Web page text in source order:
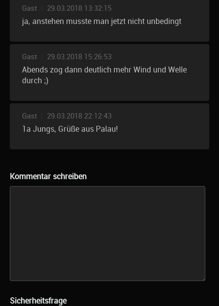
Gast 29.03.2018 13:32:15
ja, anstehen musste man jetzt nicht unbedingt
Gast 29.03.2018 15:26:53
Abends zog dann deutlich mehr Wind und Welle
durch ;)
Gast 29.03.2018 22:12:43
1a Jungs, Grüße aus Palau!
Kommentar schreiben
Sicherheitsfrage